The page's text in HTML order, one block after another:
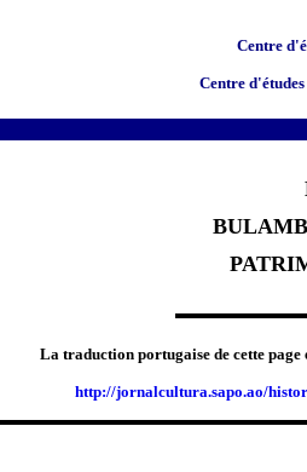
Centre
Centre
La traduction portugaise de cette
http://jornalcultura.sapo.ao/